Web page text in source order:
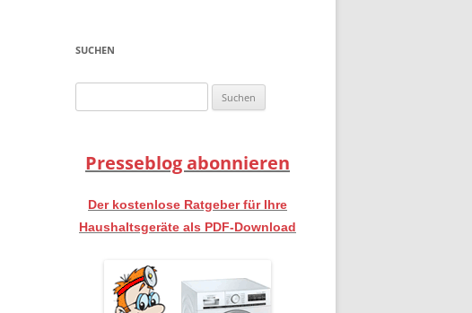
SUCHEN
nach:
Presseblog abonnieren
Der kostenlose Ratgeber für Ihre
Haushaltsgeräte als PDF-Download